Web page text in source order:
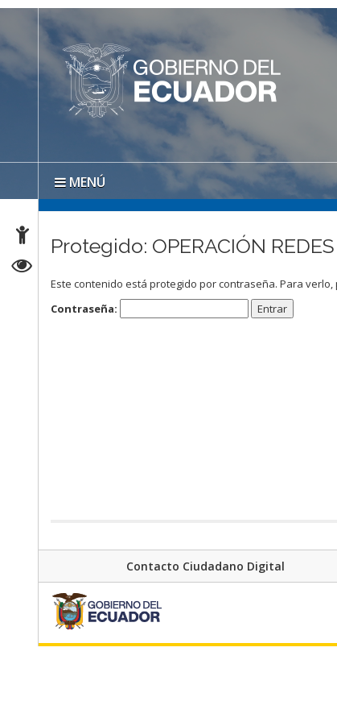
MENÚ
Protegido: OPERACIÓN
Este contenido está protegido por contraseña. Para
Contraseña:
Contacto Ciudadano Digital